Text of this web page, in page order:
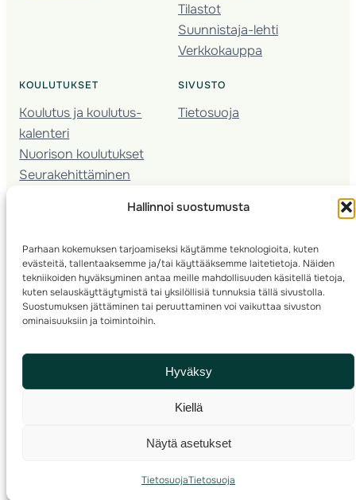
Hallinnoi suostumusta
Parhaan kokemuksen tarjoamiseksi käytämme teknologioita, kuten
evästeitä, tallentaaksemme ja/tai käyttääksemme laitetietoja. Näiden
tekniikoiden hyväksyminen antaa meille mahdollisuuden käsitellä tietoja,
kuten selauskäyttäytymistä tai yksilöllisiä tunnuksia tällä sivustolla.
Suostumuksen jättäminen tai peruuttaminen voi vaikuttaa sivuston
ominaisuuksiin ja toimintoihin.
Hyväksy
Kiellä
Näytä asetukset
TietosuojaTietosuoja
Tilastot
Suunnistaja-lehti
Verkkokauppa
KOULUTUKSET
Koulutus ja koulutus­
kalenteri
Nuorison koulutukset
Seura­kehittäminen
SIVUSTO
Tietosuoja
© 2025 ·Suomen Suunnistusliitto· Valimotie 10, 00380 Helsinki, Finland
info(a)suunnistusliitto.fi, Rastilipun asiat
RSS